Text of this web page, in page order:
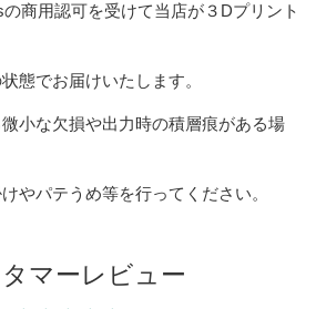
の商用認可を受けて当店が３Dプリント
態でお届けいたします。
小な欠損や出力時の積層痕がある場
やパテうめ等を行ってください。
マーレビュー